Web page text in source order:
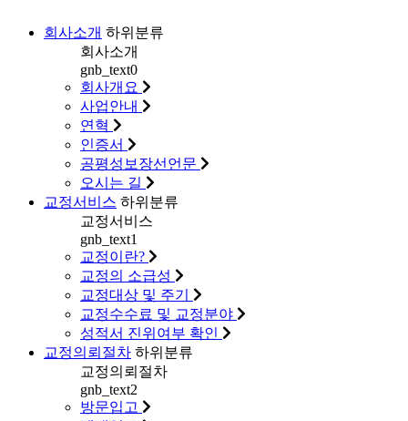
회사소개 하위분류
회사소개
gnb_text0
회사개요
사업안내
연혁
인증서
공평성보장선언문
오시는 길
교정서비스 하위분류
교정서비스
gnb_text1
교정이란?
교정의 소급성
교정대상 및 주기
교정수수료 및 교정분야
성적서 진위여부 확인
교정의뢰절차 하위분류
교정의뢰절차
gnb_text2
방문입고